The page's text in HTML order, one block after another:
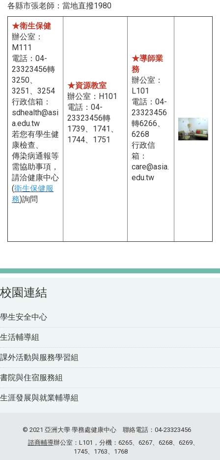
各縣市張老師：當地直撥1980
★衛生保健
辦公室：
M111
電話：04-
23323456轉
3250、
3251、3254
行政信箱：
sdhealth@asi
a.edu.tw
若您有學生健
康檢查、
傳染病通報等
需協助事項，
請洽健康中心
(衛生保健服
務)詢問
★資源教室
辦公室：H101
電話：04-
23323456轉
1739、1741、
1744、1751
★導師業
務
辦公室：
L101
電話：04-
23323456
轉6266、
6268
行政信
箱：
care@asia.
edu.tw
校園連結
學生安全中心
生活輔導組
課外活動與服務學習組
書院與住宿服務組
生涯發展與就業輔導組
© 2021 亞洲大學 學務處健康中心 聯絡電話：04-23323456
諮商輔導辦公室：L101，分機：6265、6267、6268、6269、
1745、1763、1768